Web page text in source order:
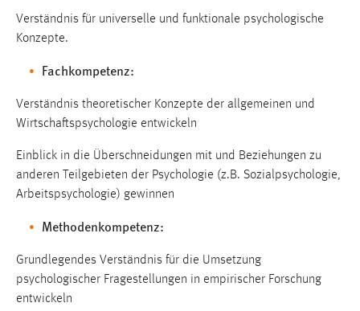
Verständnis für universelle und funktionale psychologische
Konzepte.
Fachkompetenz:
Verständnis theoretischer Konzepte der allgemeinen und
Wirtschaftspsychologie entwickeln
Einblick in die Überschneidungen mit und Beziehungen zu
anderen Teilgebieten der Psychologie (z.B. Sozialpsychologie,
Arbeitspsychologie) gewinnen
Methodenkompetenz:
Grundlegendes Verständnis für die Umsetzung
psychologischer Fragestellungen in empirischer Forschung
entwickeln